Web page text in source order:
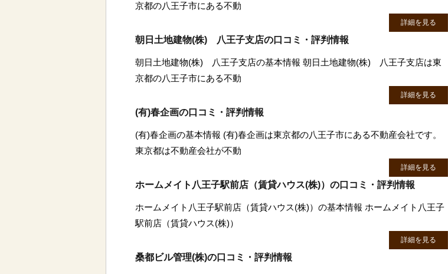
京都の八王子市にある不動
詳細を見る
朝日土地建物(株) 八王子支店の口コミ・評判情報
朝日土地建物(株) 八王子支店の基本情報 朝日土地建物(株) 八王子支店は東
京都の八王子市にある不動
詳細を見る
(有)春企画の口コミ・評判情報
(有)春企画の基本情報 (有)春企画は東京都の八王子市にある不動産会社です。
東京都は不動産会社が不動
詳細を見る
ホームメイト八王子駅前店（賃貸ハウス(株)）の口コミ・評判情報
ホームメイト八王子駅前店（賃貸ハウス(株)）の基本情報 ホームメイト八王子
駅前店（賃貸ハウス(株)）
詳細を見る
桑都ビル管理(株)の口コミ・評判情報